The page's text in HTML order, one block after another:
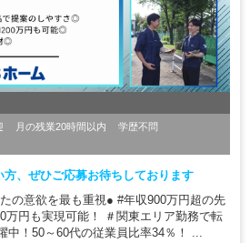
月の残業20時間以内
学歴不問
、ぜひご応募お待ちしております
の意欲を最も重視● #年収900万円超の先
万円も実現可能！ ＃関東エリア勤務で転
！50～60代の従業員比率34％！ ...